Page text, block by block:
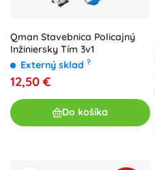
Qman Stavebnica Policajný
Inžiniersky Tím 3v1
Externý sklad ?
12,50 €
Do košíka